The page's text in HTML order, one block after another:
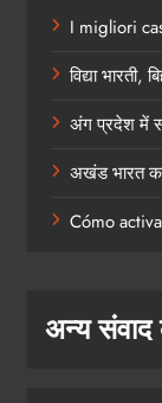
I migliori
विद्या भारती,
अंग प्रदेश में
अखंड भारत
Cómo
अन्य संवाद